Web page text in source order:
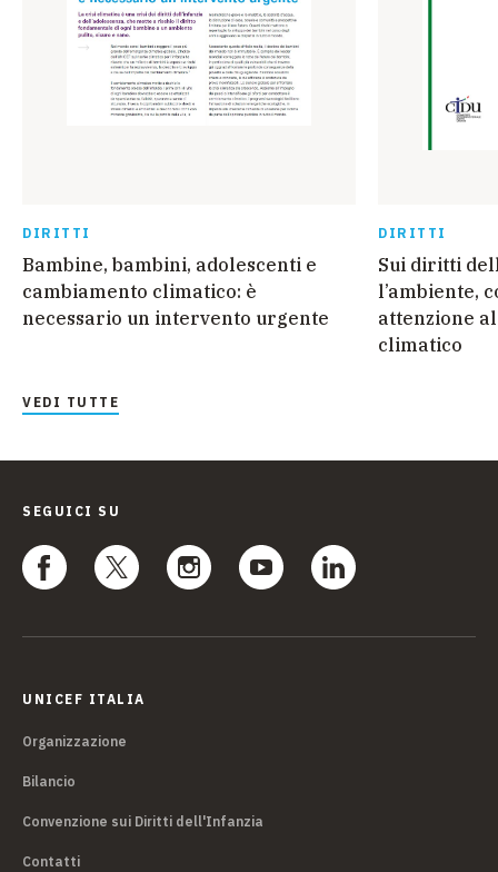
DIRITTI
Bambine, bambini, adolescenti e
cambiamento climatico: è
necessario un intervento urgente
DIRITTI
Sui diritti
l’ambiente,
attenzione
climatico
VEDI TUTTE
SEGUICI SU
UNICEF ITALIA
Organizzazione
Bilancio
Convenzione sui Diritti dell'Infanzia
Contatti